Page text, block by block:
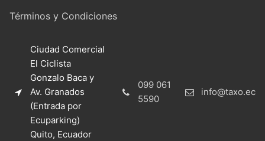
Términos y Condiciones
Ciudad Comercial
El Ciclista
Gonzalo Baca y
Av. Granados
(Entrada por
Ecuparking)
Quito, Ecuador
099 061
5590
info@taxo.ec